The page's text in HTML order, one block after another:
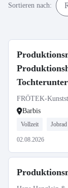
Sortieren nach:
FRÖTEK-
Barbis
Vollzeit Jobrad
02.08.2026